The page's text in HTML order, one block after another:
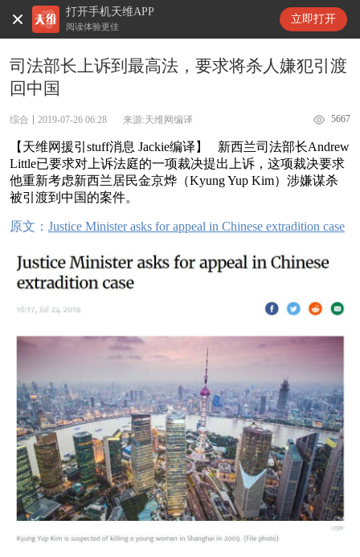
打开手机天维APP
阅读体验更佳
立即打开
天维新闻
司法部长上诉到最高法，要求将杀人嫌犯引渡
回中国
综合 2019-07-26 06:28 来源:天维网编译 5667
【天维网援引stuff消息 Jackie编译】 新西兰司法部长Andrew
Little已要求对上诉法庭的一项裁决提出上诉，这项裁决要求
他重新考虑新西兰居民金京烨（Kyung Yup Kim）涉嫌谋杀
被引渡到中国的案件。
原文： Justice Minister asks for appeal in Chinese extradition case